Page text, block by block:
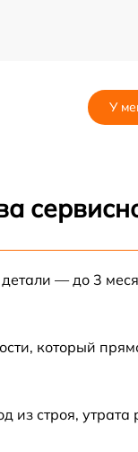
У
— до 3
который
строя, утрата